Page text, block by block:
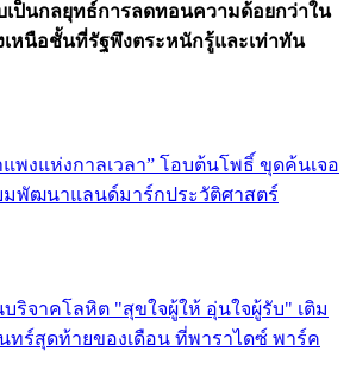
ป็นกลยุทธ์การลดทอนความด้อยกว่าใน
เหนือชั้นที่รัฐพึงตระหนักรู้และเท่าทัน
พงแห่งกาลเวลา” โอบต้นโพธิ์ ขุดค้นเจอ
มพัฒนาแลนด์มาร์กประวัติศาสตร์
ริจาคโลหิต "สุขใจผู้ให้ อุ่นใจผู้รับ" เติม
ทร์สุดท้ายของเดือน ที่พาราไดซ์ พาร์ค